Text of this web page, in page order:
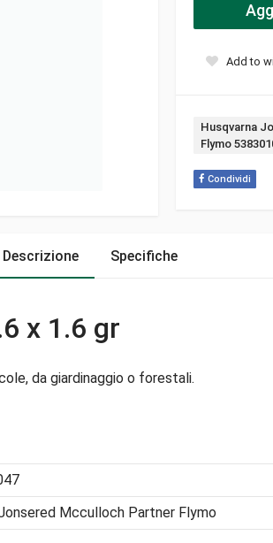
Add to
Tag:
Husqvarna
Flymo
Condividi
Descrizione Specifiche
x 1.6 gr
da giardinaggio o forestali.
Mcculloch Partner Flymo